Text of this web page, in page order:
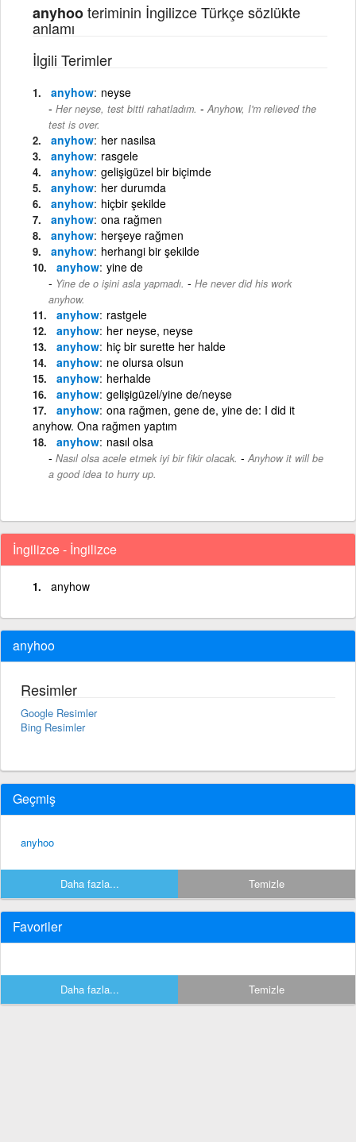
anyhooteriminin İngilizce Türkçe sözlükte
anlamı
İlgili Terimler
anyhow neyse
Her neyse, test bitti rahatladım. - Anyhow, I'm relieved the
test is over.
anyhow her nasılsa
anyhow rasgele
anyhow gelişigüzel bir biçimde
anyhow her durumda
anyhow hiçbir şekilde
anyhow ona rağmen
anyhow herşeye rağmen
anyhow herhangi bir şekilde
anyhow yine de
Yine de o işini asla yapmadı. - He never did his work
anyhow.
anyhow rastgele
anyhow her neyse, neyse
anyhow hiç bir surette her halde
anyhow ne olursa olsun
anyhow herhalde
anyhow gelişigüzel/yine de/neyse
anyhow ona rağmen, gene de, yine de: I did it
anyhow. Ona rağmen yaptım
anyhow nasıl olsa
Nasıl olsa acele etmek iyi bir fikir olacak. - Anyhow it will be
a good idea to hurry up.
İngilizce - İngilizce
anyhow
anyhoo
Resimler
Google Resimler
Bing Resimler
Geçmiş
anyhoo
Daha fazla... Temizle
Favoriler
Daha fazla... Temizle